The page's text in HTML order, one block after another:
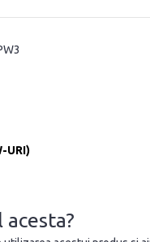
URI)